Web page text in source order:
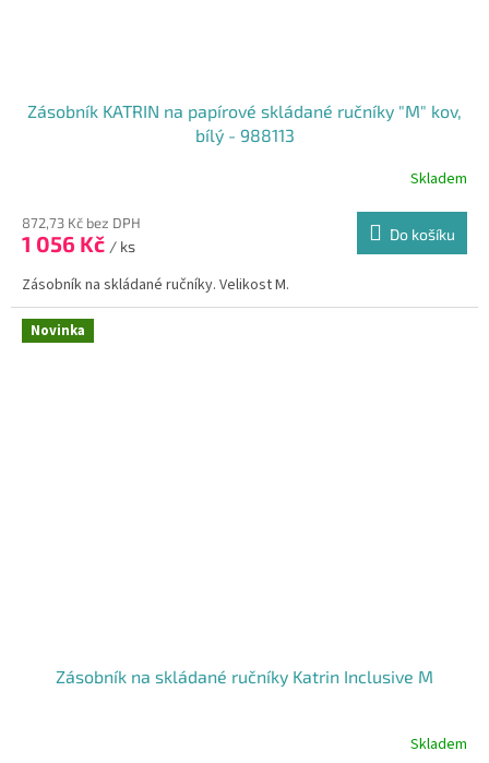
Zásobník KATRIN na papírové skládané ručníky "M" kov,
bílý - 988113
produktu
je
z
5
hvězdiček.
Skladem
872,73 Kč bez DPH
1 056 Kč / ks
Do košíku
Zásobník na skládané ručníky. Velikost M.
Novinka
Zásobník na skládané ručníky Katrin Inclusive M
Skladem